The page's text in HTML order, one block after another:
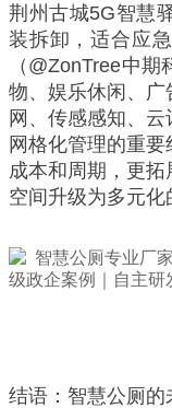
荆州古城5G智慧
装拆卸，适合应
（@ZonTree中
物、娱乐休闲、
网、传感感知、
网格化管理的重
成本和周期，更
空间升级为多元化
结语：智慧公厕的